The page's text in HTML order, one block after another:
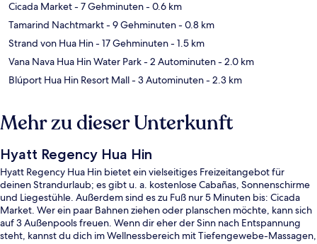
Cicada Market- 7 Gehminuten- 0.6 km
Tamarind Nachtmarkt- 9 Gehminuten- 0.8 km
Strand von Hua Hin- 17 Gehminuten- 1.5 km
Vana Nava Hua Hin Water Park- 2 Autominuten- 2.0 km
Blúport Hua Hin Resort Mall- 3 Autominuten- 2.3 km
Mehr zu dieser Unterkunft
Hyatt Regency Hua Hin
Hyatt Regency Hua Hin bietet ein vielseitiges Freizeitangebot für
deinen Strandurlaub; es gibt u. a. kostenlose Cabañas, Sonnenschirme
und Liegestühle. Außerdem sind es zu Fuß nur 5 Minuten bis: Cicada
Market. Wer ein paar Bahnen ziehen oder planschen möchte, kann sich
auf 3 Außenpools freuen. Wenn dir eher der Sinn nach Entspannung
steht, kannst du dich im Wellnessbereich mit Tiefengewebe-Massagen,